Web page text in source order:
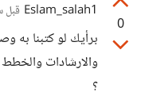
0
Eslam_salah1 قبل
برأيك لو كتبنا به
والارشادات والخطط
؟